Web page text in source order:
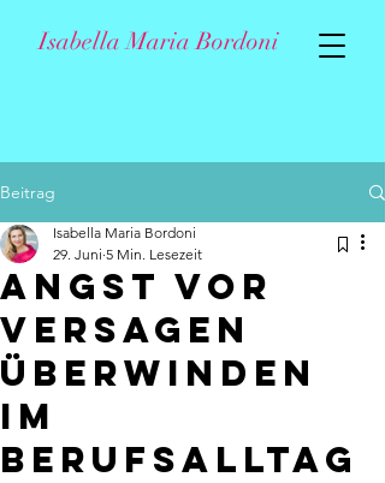
Isabella Maria Bordoni
Beitrag
Angst vor
Versagen
überwinden
im
Berufsalltag
Isabella Maria Bordoni
29. Juni 5 Min. Lesezeit